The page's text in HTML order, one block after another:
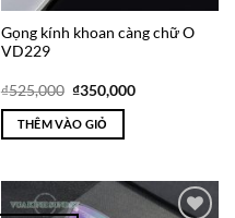
Gọng kính khoan càng chữ O
VD229
₫525,000 Giá
là:
₫525,000.
₫350,000Giá
THÊM VÀO GIỎ